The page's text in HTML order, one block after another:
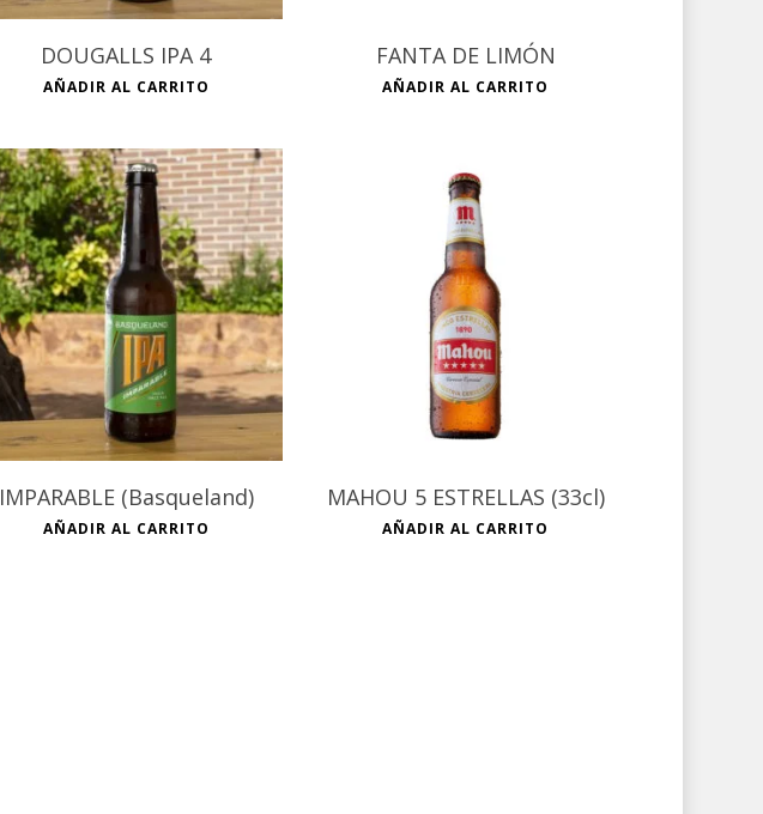
DOUGALLS IPA 4
AÑADIR AL CARRITO
FANTA DE LIMÓN
AÑADIR AL CARRITO
€
IMPARABLE (Basqueland)
AÑADIR AL CARRITO
€
MAHOU 5 ESTRELLAS (33cl)
AÑADIR AL CARRITO